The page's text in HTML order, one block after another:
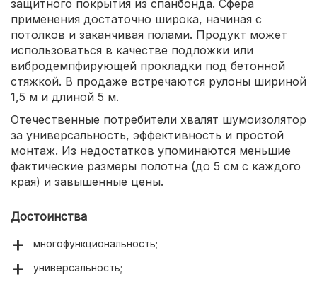
защитного покрытия из спанбонда. Сфера
применения достаточно широка, начиная с
потолков и заканчивая полами. Продукт может
использоваться в качестве подложки или
вибродемпфирующей прокладки под бетонной
стяжкой. В продаже встречаются рулоны шириной
1,5 м и длиной 5 м.
Отечественные потребители хвалят шумоизолятор
за универсальность, эффективность и простой
монтаж. Из недостатков упоминаются меньшие
фактические размеры полотна (до 5 см с каждого
края) и завышенные цены.
Достоинства
многофункциональность;
универсальность;